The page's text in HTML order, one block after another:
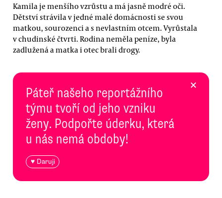
Kamila je menšího vzrůstu a má jasně modré oči.
Dětství strávila v jedné malé domácnosti se svou
matkou, sourozenci a s nevlastním otcem. Vyrůstala
v chudinské čtvrti. Rodina neměla peníze, byla
zadlužená a matka i otec brali drogy.
Páteř našeho reportážního
týmu tvoří od jeho vzniku
ženy. Podpořte úderku, která
u nás nemá obdoby!
♥ Daruji
×